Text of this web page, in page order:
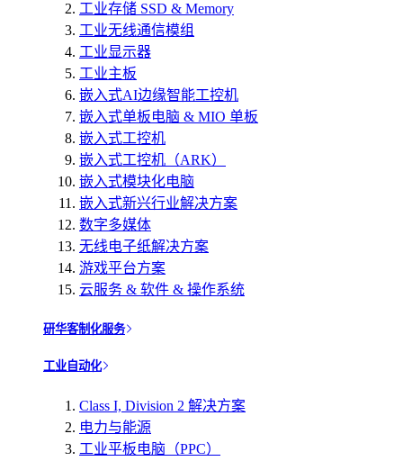
工业存储 SSD & Memory
工业无线通信模组
工业显示器
工业主板
嵌入式AI边缘智能工控机
嵌入式单板电脑 & MIO 单板
嵌入式工控机
嵌入式工控机（ARK）
嵌入式模块化电脑
嵌入式新兴行业解决方案
数字多媒体
无线电子纸解决方案
游戏平台方案
云服务 & 软件 & 操作系统
研华客制化服务
工业自动化
Class I, Division 2 解决方案
电力与能源
工业平板电脑（PPC）